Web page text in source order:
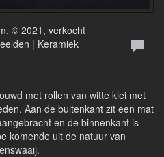
© 2021, verkocht
| Keramiek
met rollen van witte klei met
Aan de buitenkant zit een mat
en de binnenkant is
komende uit de natuur van